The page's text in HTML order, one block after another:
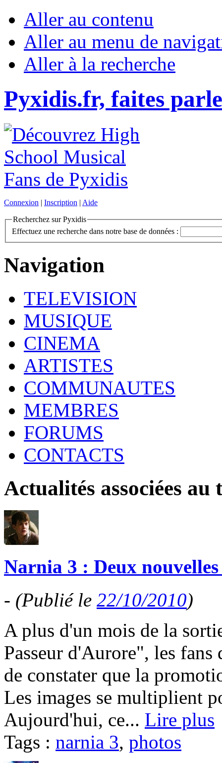
Aller au contenu
Aller au menu de
Aller à la recherche
Pyxidis.fr, faites
Connexion | Inscription | Aide
Recherchez sur Pyxidis
Effectuez une recherche dans notre base de données :
Navigation
TELEVISION
MUSIQUE
CINEMA
ARTISTES
COMMUNAUTES
MEMBRES
FORUMS
CONTACTS
Actualités associées au
Narnia 3 : Deux
- (Publié le 22/10/2010)
A plus d'un mois de la
Passeur d'Aurore", les fans
de constater que la
Les images se multiplient
Aujourd'hui, ce... Lire plus
Tags : narnia 3, photos